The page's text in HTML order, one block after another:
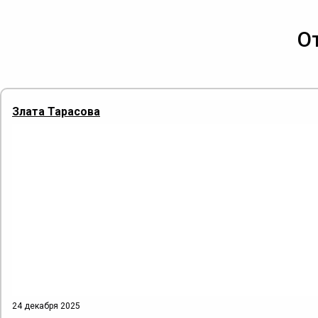
Злата Тарасова
24 декабря 2025